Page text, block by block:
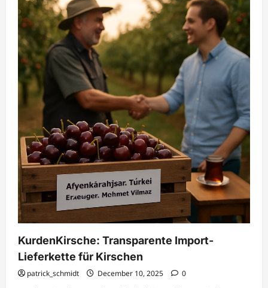
EU-
Zertifizierungen
bei
KurdenKirsche
KurdenKirsche: Transparente Import-
Lieferkette für Kirschen
patrick_schmidt December 10, 2025 0